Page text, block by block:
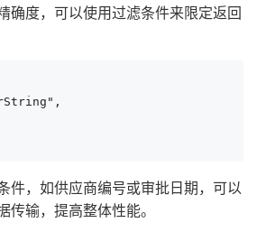
确度，可以使用过滤条件来限定返回
件，如供应商编号或审批日期，可以
输，提高整体性能。